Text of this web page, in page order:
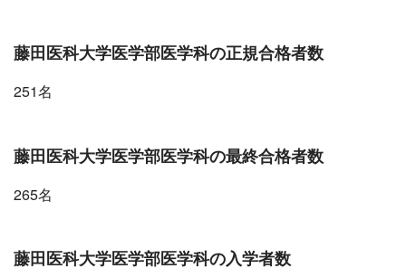
藤田医科大学医学部医学科の正規合格者数
251名
藤田医科大学医学部医学科の最終合格者数
265名
藤田医科大学医学部医学科の入学者数